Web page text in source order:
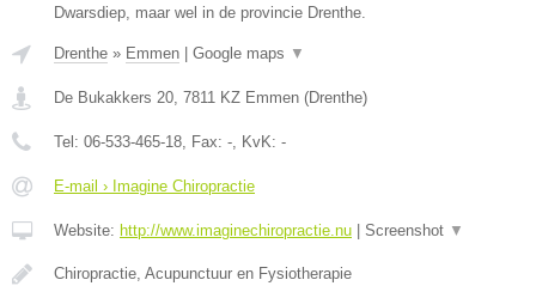
Dwarsdiep, maar wel in de provincie Drenthe.
Drenthe » Emmen Google maps ▼
De Bukakkers 20, 7811 KZ Emmen (Drenthe)
Tel: 06-533-465-18, Fax: -, KvK: -
E-mail › Imagine Chiropractie
Website: http://www.imaginechiropractie.nu Screenshot ▼
Chiropractie, Acupunctuur en Fysiotherapie